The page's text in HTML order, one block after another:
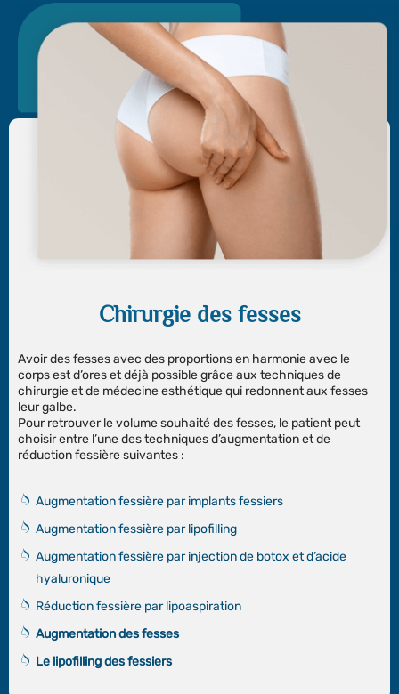
Chirurgie des fesses
Avoir des fesses avec des proportions en harmonie avec le
corps est d’ores et déjà possible grâce aux techniques de
chirurgie et de médecine esthétique qui redonnent aux fesses
leur galbe.
Pour retrouver le volume souhaité des fesses, le patient peut
choisir entre l’une des techniques d’augmentation et de
réduction fessière suivantes :
Augmentation fessière par implants fessiers
Augmentation fessière par lipofilling
Augmentation fessière par injection de botox et d’acide
hyaluronique
Réduction fessière par lipoaspiration
Augmentation des fesses
Le lipofilling des fessiers